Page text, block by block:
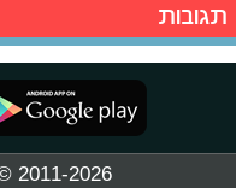
תגובות
2011-2026 © פרוגי תקשורת בע"מ